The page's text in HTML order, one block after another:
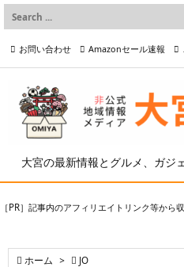
大宮の最新情報とグルメ、ガジ
お問い合わせ Amazonセール速報
プライバシーポリシー等
［PR］記事内のアフィリエイトリンク等から
 ホーム >  JO